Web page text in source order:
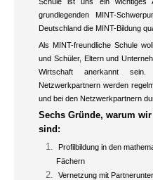
grundlegenden MINT-
Deutschland die MINT-Bildung
Als MINT-freundliche Schule
und Schüler, Eltern und
Wirtschaft anerkannt
Netzwerkpartnern werden
und bei den Netzwerkpartnern
Sechs Gründe, warum
sind:
Profilbildung in den
Fächern
Vernetzung mit